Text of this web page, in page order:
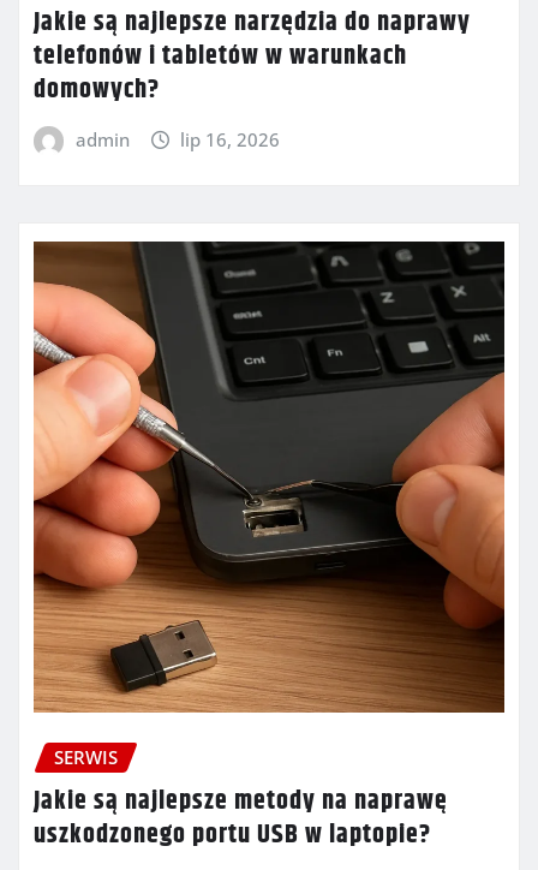
Jakie są najlepsze narzędzia do naprawy
telefonów i tabletów w warunkach
domowych?
admin lip 16, 2026
SERWIS
Jakie są najlepsze metody na naprawę
uszkodzonego portu USB w laptopie?